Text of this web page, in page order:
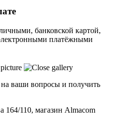
банковской картой,
платёжными
ваши вопросы и получить
164/110, магазин Almacom